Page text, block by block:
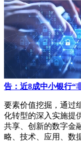
告：近8成中小银行“
要素价值挖掘，通过
化转型的深入实施提
共享、创新的数字金
略、技术、应用、数